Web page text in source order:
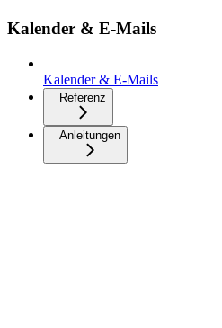
Kalender & E-Mails
Kalender & E-Mails
Referenz
Anleitungen